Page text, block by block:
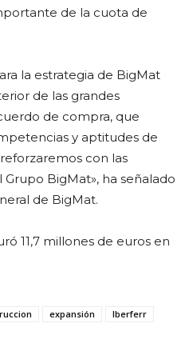
de la cuota de
la estrategia de BigMat
de las grandes
de compra, que
y aptitudes de
con las
BigMat», ha señalado
de BigMat.
11,7 millones de euros en
expansión
Iberferr